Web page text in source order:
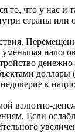
что у нас и
страны или
доллары
к
валютно-
Если